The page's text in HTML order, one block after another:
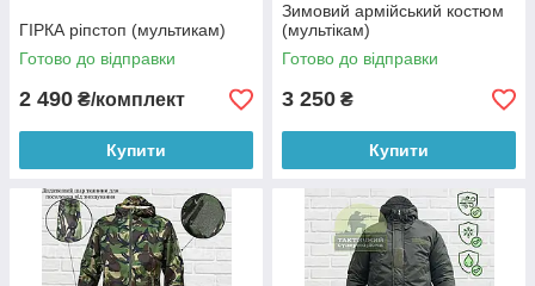
ГІРКА ріпстоп (мультикам)
Готово до відправки
2 490 ₴/комплект
Купити
Зимовий армійський костюм
(мультікам)
Готово до відправки
3 250 ₴
Купити